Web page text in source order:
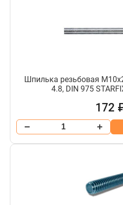
Шпилька резьбовая
4.8, DIN 975
172